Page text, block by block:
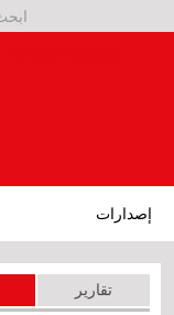
إصدارات
تقارير